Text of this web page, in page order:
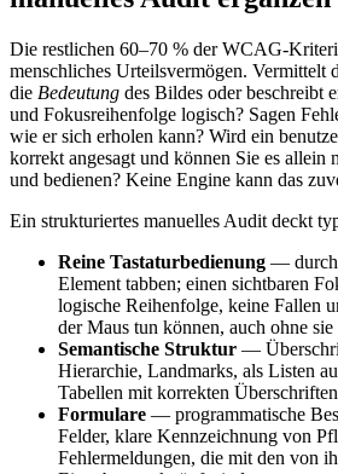
Die restlichen 60–70 % der WCAG-
menschliches Urteilsvermögen. Vermittelt
die Bedeutung des Bildes oder beschreibt
und Fokusreihenfolge logisch? Sagen
wie er sich erholen kann? Wird ein
korrekt angesagt und können Sie es allein
und bedienen? Keine Engine kann das
Ein strukturiertes manuelles Audit deckt
Reine Tastaturbedienung — durch
Element tabben; einen sichtbaren
logische Reihenfolge, keine Fallen
der Maus tun können, auch ohne
Semantische Struktur —
Hierarchie, Landmarks, als Listen
Tabellen mit korrekten
Formulare — programmatische
Felder, klare Kennzeichnung von
Fehlermeldungen, die mit den von